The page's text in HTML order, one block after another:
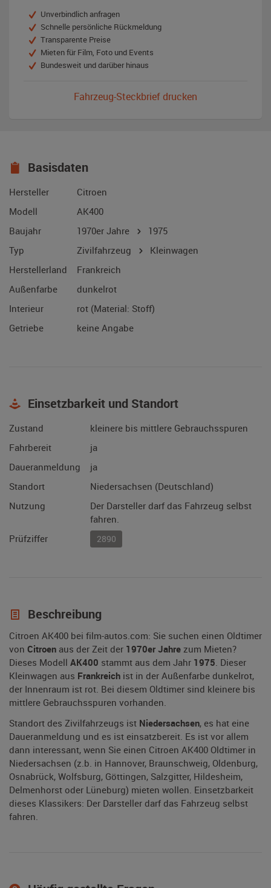
Unverbindlich anfragen
Schnelle persönliche Rückmeldung
Transparente Preise
Mieten für Film, Foto und Events
Bundesweit und darüber hinaus
Fahrzeug-Steckbrief drucken
Basisdaten
Hersteller
Citroen
Modell
AK400
Baujahr
1970er Jahre
1975
Typ
Zivilfahrzeug
Kleinwagen
Herstellerland
Frankreich
Außenfarbe
dunkelrot
Interieur
rot (Material: Stoff)
Getriebe
keine Angabe
Einsetzbarkeit und Standort
Zustand
kleinere bis mittlere Gebrauchsspuren
Fahrbereit
ja
Daueranmeldung
ja
Standort
Niedersachsen (Deutschland)
Nutzung
Der Darsteller darf das Fahrzeug selbst
fahren.
Prüfziffer
2890
Beschreibung
Citroen AK400 bei film-autos.com: Sie suchen einen Oldtimer
von Citroen aus der Zeit der 1970er Jahre zum Mieten?
Dieses Modell AK400 stammt aus dem Jahr 1975. Dieser
Kleinwagen aus Frankreich ist in der Außenfarbe dunkelrot,
der Innenraum ist rot. Bei diesem Oldtimer sind kleinere bis
mittlere Gebrauchsspuren vorhanden.
Standort des Zivilfahrzeugs ist Niedersachsen, es hat eine
Daueranmeldung und es ist einsatzbereit. Es ist vor allem
dann interessant, wenn Sie einen Citroen AK400 Oldtimer in
Niedersachsen (z.b. in Hannover, Braunschweig, Oldenburg,
Osnabrück, Wolfsburg, Göttingen, Salzgitter, Hildesheim,
Delmenhorst oder Lüneburg) mieten wollen. Einsetzbarkeit
dieses Klassikers: Der Darsteller darf das Fahrzeug selbst
fahren.